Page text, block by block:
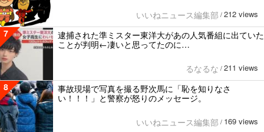
いいねニュース編集部 / 212 views
7
逮捕された準ミスター東洋大があの人気番組に出ていた
ことが判明←凄いと思ってたのに…
るなるな / 211 views
8
事故現場で写真を撮る野次馬に「恥を知りなさ
い！！！」と警察が怒りのメッセージ。
いいねニュース編集部 / 169 views